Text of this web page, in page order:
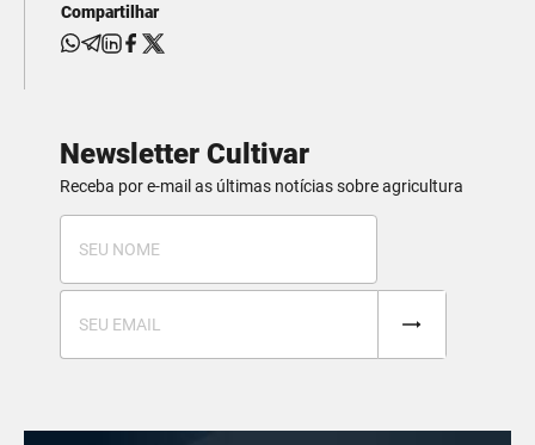
Compartilhar
Newsletter Cultivar
Receba por e-mail as últimas notícias sobre agricultura